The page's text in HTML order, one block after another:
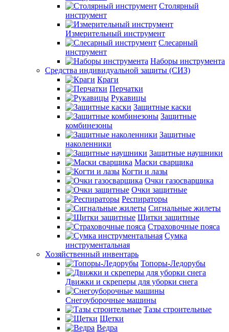
Столярный
инструмент
Измерительный инструмент
Слесарный
инструмент
Наборы инструмента
Средства индивидуальной защиты (СИЗ)
Краги
Перчатки
Рукавицы
Защитные каски
Защитные
комбинезоны
Защитные
наколенники
Защитные наушники
Маски сварщика
Когти и лазы
Очки газосварщика
Очки защитные
Респираторы
Сигнальные жилеты
Щитки защитные
Страховочные пояса
Сумка
инструментальная
Хозяйственный инвентарь
Топоры-Ледорубы
Движки и скреперы для уборки снега
Снегоуборочные машины
Тазы строительные
Щетки
Ведра